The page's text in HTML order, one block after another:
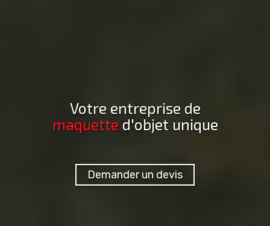
Votre entreprise de
maquette d'objet unique
Demander un devis